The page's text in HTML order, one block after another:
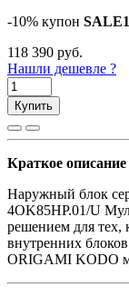
-10% купон
118 390 руб.
Нашли дешевле ?
Купить
Краткое описание
Наружный блок
4OK85HP.01/U
решением для тех,
внутренних
ORIGAMI KODO